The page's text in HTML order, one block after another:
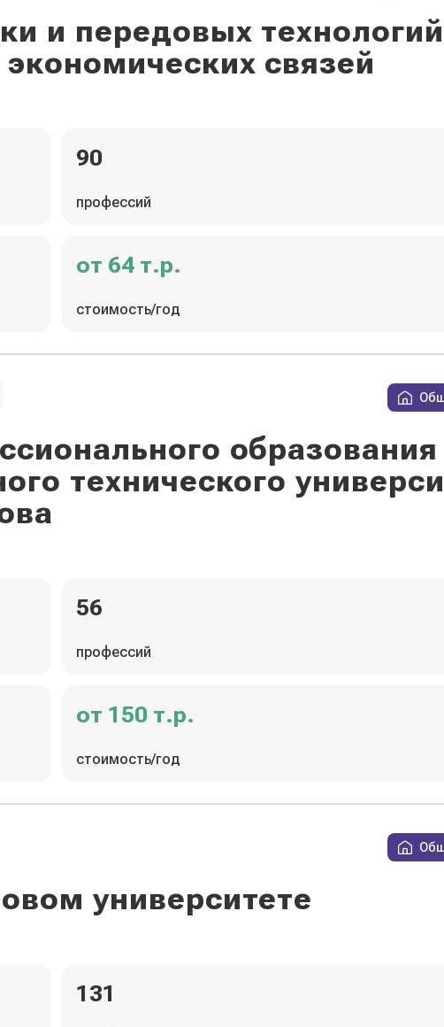
и передовых технологий
связей
90
профессий
от 64 т.р.
стоимость/год
образования
технического
56
профессий
от 150 т.р.
стоимость/год
университете
131